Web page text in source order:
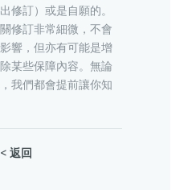
修訂）或是自願的。
修訂非常細微，不會
響，但亦有可能是增
某些保障內容。無論
我們都會提前讓你知
< 返回